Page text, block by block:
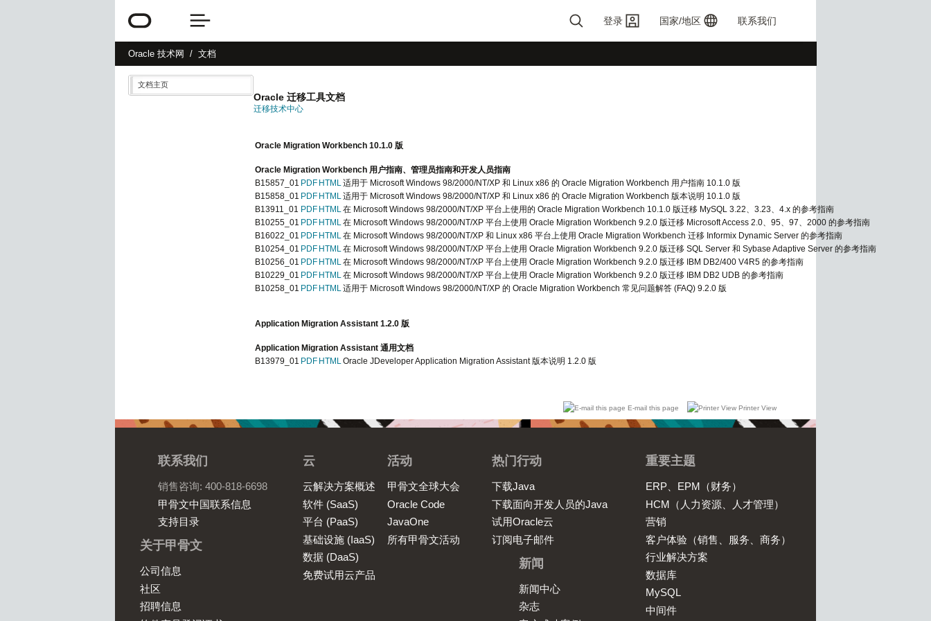
Type 2 or more
characters for results.
登录 国家/地区 联系我们
Oracle 技术网 文档
文档主页
Oracle 迁移工具文档
迁移技术中心
Oracle Migration Workbench 10.1.0 版
Oracle Migration Workbench 用户指南、管理员指南和开发人员指南
B15857_01 PDF HTML适用于 Microsoft Windows 98/2000/NT/XP 和 Linux x86 的 Oracle Migration Workbench 用户指南 10.1.0 版
B15858_01 PDF HTML适用于 Microsoft Windows 98/2000/NT/XP 和 Linux x86 的 Oracle Migration Workbench 版本说明 10.1.0 版
B13911_01 PDF HTML在 Microsoft Windows 98/2000/NT/XP 平台上使用的 Oracle Migration Workbench 10.1.0 版迁移 MySQL 3.22、3.23、4.x 的参考指南
B10255_01 PDF HTML在 Microsoft Windows 98/2000/NT/XP 平台上使用 Oracle Migration Workbench 9.2.0 版迁移 Microsoft Access 2.0、95、97、2000 的参考指南
B16022_01 PDF HTML在 Microsoft Windows 98/2000/NT/XP 和 Linux x86 平台上使用 Oracle Migration Workbench 迁移 Informix Dynamic Server 的参考指南
B10254_01 PDF HTML在 Microsoft Windows 98/2000/NT/XP 平台上使用 Oracle Migration Workbench 9.2.0 版迁移 SQL Server 和 Sybase Adaptive Server 的参考指南
B10256_01 PDF HTML在 Microsoft Windows 98/2000/NT/XP 平台上使用 Oracle Migration Workbench 9.2.0 版迁移 IBM DB2/400 V4R5 的参考指南
B10229_01 PDF HTML在 Microsoft Windows 98/2000/NT/XP 平台上使用 Oracle Migration Workbench 9.2.0 版迁移 IBM DB2 UDB 的参考指南
B10258_01 PDF HTML适用于 Microsoft Windows 98/2000/NT/XP 的 Oracle Migration Workbench 常见问题解答 (FAQ) 9.2.0 版
Application Migration Assistant 1.2.0 版
Application Migration Assistant 通用文档
B13979_01 PDF HTMLOracle JDeveloper Application Migration Assistant 版本说明 1.2.0 版
E-mail this page Printer View
联系我们
销售咨询: 400-818-6698
甲骨文中国联系信息
支持目录
关于甲骨文
公司信息
社区
招聘信息
云
云解决方案概述
软件 (SaaS)
平台 (PaaS)
基础设施 (IaaS)
数据 (DaaS)
免费试用云产品
活动
甲骨文全球大会
Oracle Code
JavaOne
所有甲骨文活动
热门行动
下载Java
下载面向开发人员的Java
试用Oracle云
订阅电子邮件
新闻
新闻中心
杂志
重要主题
ERP、EPM（财务）
HCM（人力资源、人才管理）
营销
客户体验（销售、服务、商务）
行业解决方案
数据库
MySQL
中间件